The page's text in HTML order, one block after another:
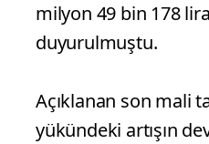
milyon 49 bin 178
duyurulmuştu.
Açıklanan son mali
yükündeki artışın